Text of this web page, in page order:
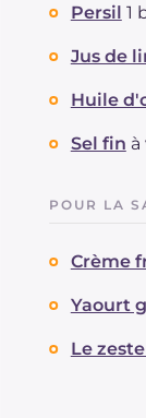
Persil 1
Jus de
Huile
Sel fin à
POUR LA
Crème
Yaourt
Le